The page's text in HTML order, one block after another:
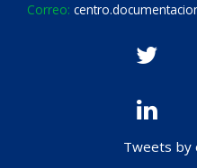
Correo:
Tweets by